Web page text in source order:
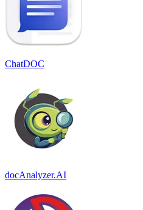
ChatDOC
docAnalyzer.AI